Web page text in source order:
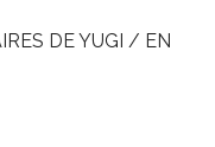
DE YUGI / EN